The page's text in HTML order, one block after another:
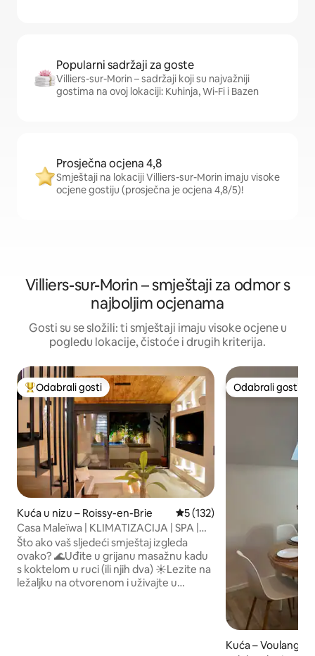
Popularni sadržaji za goste
Villiers-sur-Morin – sadržaji koji su najvažniji
gostima na ovoj lokaciji: Kuhinja, Wi-Fi i Bazen
Prosječna ocjena 4,8
Smještaji na lokaciji Villiers-sur-Morin imaju visoke
ocjene gostiju (prosječna je ocjena 4,8/5)!
Villiers-sur-Morin – smještaji za odmor s
najboljim ocjenama
Gosti su se složili: ti smještaji imaju visoke ocjene u
pogledu lokacije, čistoće i drugih kriterija.
Među najviše rangiranima s oznakom „Odabrali gosti”
Odabrali gosti
Kuća u nizu – Roissy-en-Brie Prosječna ocjena: 5/5,
5 (132)
Casa Maleïwa | KLIMATIZACIJA | SPA |
Nezaboravan boravak
Što ako vaš sljedeći smještaj izgleda
ovako? 🌊Uđite u grijanu masažnu kadu
s koktelom u ruci (ili njih dva) ☀️Lezite na
ležaljku na otvorenom i uživajte u
Odabrali gosti
Odabrali gosti
Kuća – Voulangis